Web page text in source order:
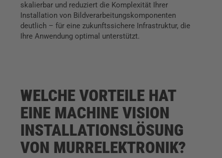
skalierbar und reduziert die Komplexität Ihrer
Installation von Bildverarbeitungskomponenten
deutlich – für eine zukunftssichere Infrastruktur, die
Ihre Anwendung optimal unterstützt.
WELCHE VORTEILE HAT
EINE MACHINE VISION
INSTALLATIONS­LÖSUNG
VON MURRELEKTRONIK?